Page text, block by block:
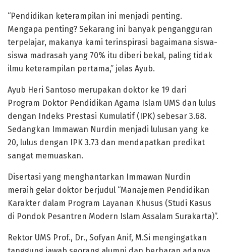
“Pendidikan keterampilan ini menjadi penting.
Mengapa penting? Sekarang ini banyak pengangguran
terpelajar, makanya kami terinspirasi bagaimana siswa-
siswa madrasah yang 70% itu diberi bekal, paling tidak
ilmu keterampilan pertama,” jelas Ayub.
Ayub Heri Santoso merupakan doktor ke 19 dari
Program Doktor Pendidikan Agama Islam UMS dan lulus
dengan Indeks Prestasi Kumulatif (IPK) sebesar 3.68.
Sedangkan Immawan Nurdin menjadi lulusan yang ke
20, lulus dengan IPK 3.73 dan mendapatkan predikat
sangat memuaskan.
Disertasi yang menghantarkan Immawan Nurdin
meraih gelar doktor berjudul “Manajemen Pendidikan
Karakter dalam Program Layanan Khusus (Studi Kasus
di Pondok Pesantren Modern Islam Assalam Surakarta)”.
Rektor UMS Prof., Dr., Sofyan Anif, M.Si mengingatkan